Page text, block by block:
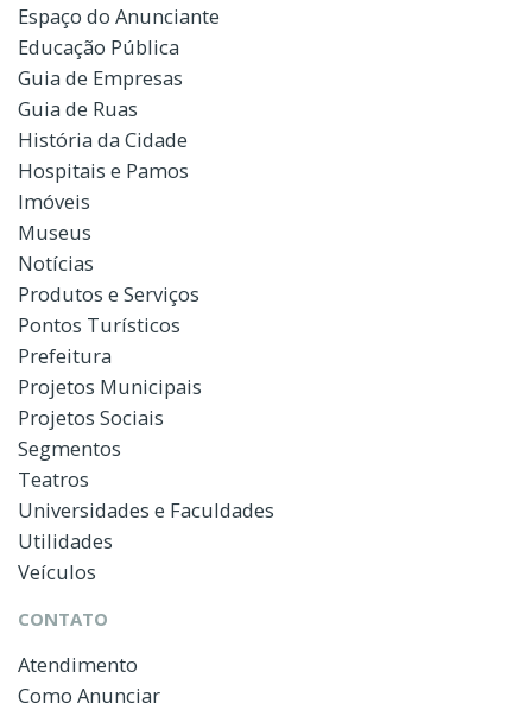
Espaço do Anunciante
Educação Pública
Guia de Empresas
Guia de Ruas
História da Cidade
Hospitais e Pamos
Imóveis
Museus
Notícias
Produtos e Serviços
Pontos Turísticos
Prefeitura
Projetos Municipais
Projetos Sociais
Segmentos
Teatros
Universidades e Faculdades
Utilidades
Veículos
CONTATO
Atendimento
Como Anunciar